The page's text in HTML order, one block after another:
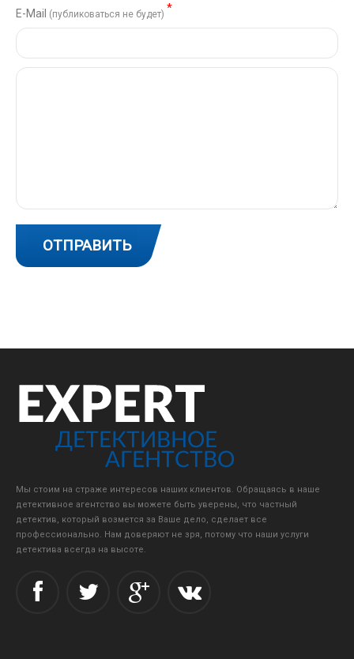
Е-Mail (публиковаться не будет) *
Мы стоим на страже интересов наших клиентов. Обращаясь в наше
детективное агентство вы можете быть уверены, что частный
детектив, который возмется за Ваше дело, сделает все
профессионально. Нам доверяют не зря, потому что наши услуги
детектива всегда на высоте.